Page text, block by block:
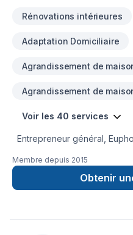
Rénovations intérieures
Adaptation Domiciliaire
Agrandissement de
Agrandissement de
Voir les 40 services
Entrepreneur général,
une liste non exhaustive des
charge de projet du plan à
Service de conception (plan
Membre depuis 2015
Obtenir